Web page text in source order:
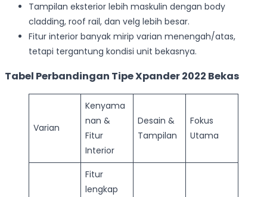
Tampilan eksterior lebih maskulin dengan body
cladding, roof rail, dan velg lebih besar.
Fitur interior banyak mirip varian menengah/atas,
tetapi tergantung kondisi unit bekasnya.
Tabel Perbandingan Tipe Xpander 2022 Bekas
Varian
Kenyama
nan &
Fitur
Interior
Desain &
Tampilan
Fokus
Utama
Fitur
lengkap